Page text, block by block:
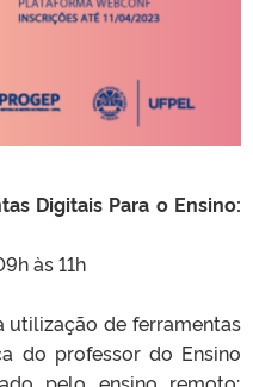
Digitais Para o Ensino:
às 11h
utilização de ferramentas
do professor do Ensino
pelo ensino remoto;